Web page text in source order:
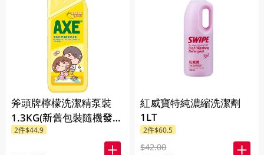
斧頭牌檸檬洗潔精泵裝
1.3KG(新舊包裝隨機發
送)
2件$44.9
紅威寶特純濃縮洗潔劑
1LT
2件$60.5
$42.00